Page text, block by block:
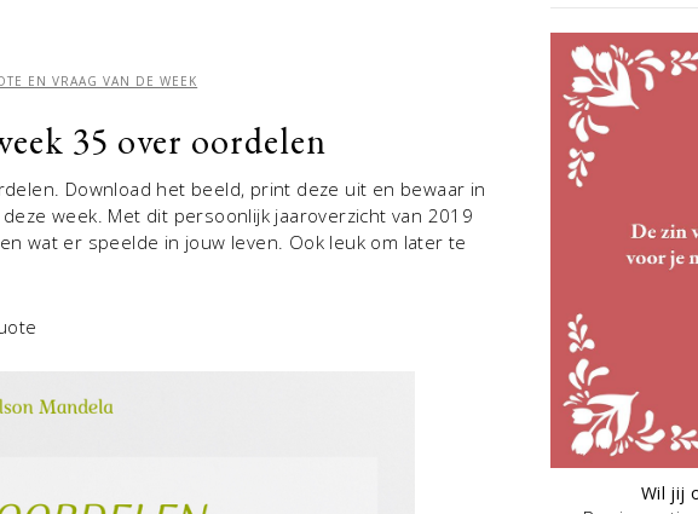
EN VRAAG VAN DE WEEK
35 over oordelen
Download het beeld, print deze uit en bewaar in
week. Met dit persoonlijk jaaroverzicht van 2019
wat er speelde in jouw leven. Ook leuk om later te
Wil jij